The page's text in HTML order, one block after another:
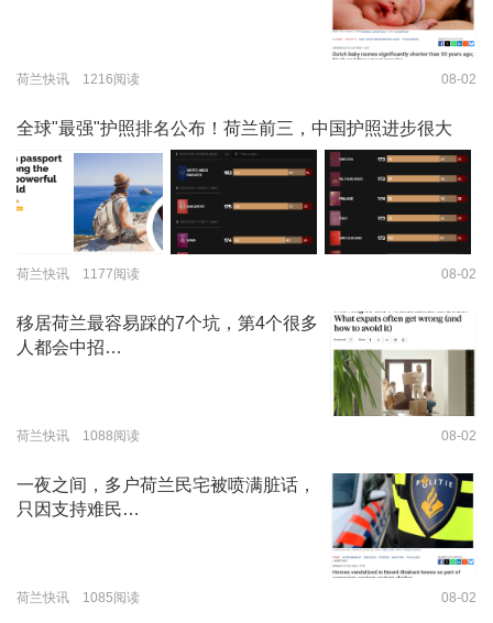
荷兰快讯 1216阅读 08-02
全球"最强"护照排名公布！荷兰前三，中国护照进步很大
荷兰快讯 1177阅读 08-02
移居荷兰最容易踩的7个坑，第4个很多
人都会中招…
荷兰快讯 1088阅读 08-02
一夜之间，多户荷兰民宅被喷满脏话，
只因支持难民…
荷兰快讯 1085阅读 08-02